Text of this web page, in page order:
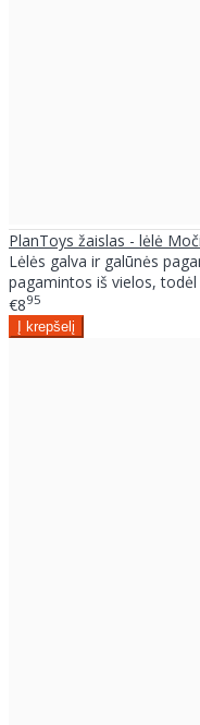
PlanToys žaislas - lėlė
Lėlės galva ir galūnės
pagamintos iš vielos, todėl
€895